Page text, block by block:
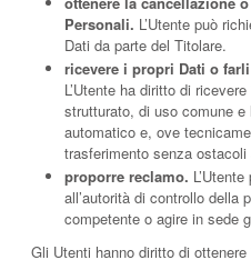
Personali. L’Utente può
Dati da parte del Titolare.
ricevere i propri Dati o
L’Utente ha diritto di
strutturato, di uso comune
automatico e, ove
trasferimento senza
proporre reclamo.
all’autorità di controllo della
competente o agire in sede
Gli Utenti hanno diritto di